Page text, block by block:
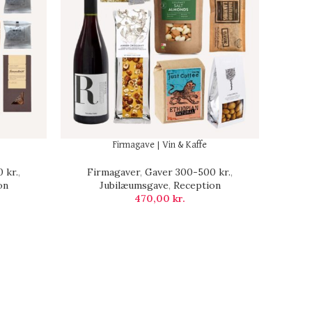
kr.,
Firmagave | Vin & Kaffe
Firmagaver,Gaver 300-500 kr.,
Jubilæumsgave, Reception
470,00kr.